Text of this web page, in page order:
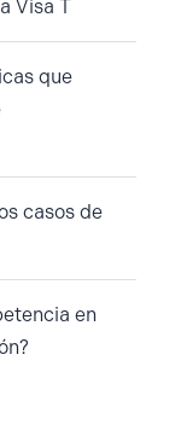
Visa T
que
casos de
en